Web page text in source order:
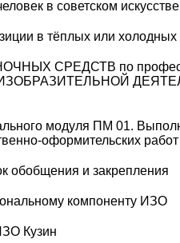
в советском
в тёплых или
СРЕДСТВ по
модуля ПМ 01.
оформительских работ
и закрепления
компоненту ИЗО
Кузин